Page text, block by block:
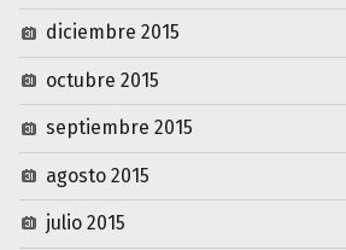
diciembre 2015
octubre 2015
septiembre 2015
agosto 2015
julio 2015